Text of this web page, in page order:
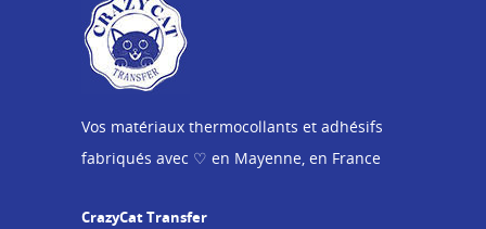
Vos matériaux thermocollants et adhésifs
fabriqués avec ♡ en Mayenne, en France
CrazyCat Transfer